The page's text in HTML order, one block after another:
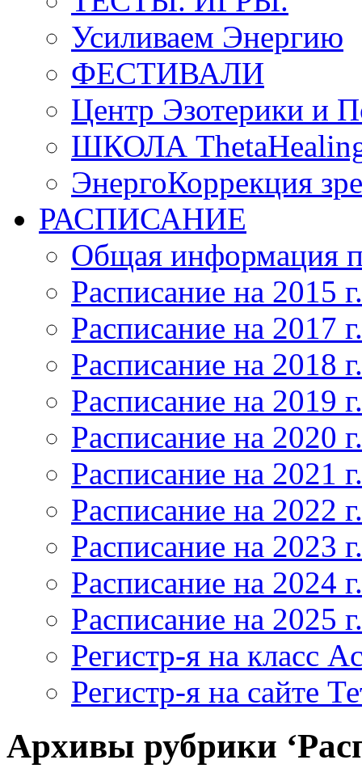
Усиливаем Энергию
ФЕСТИВАЛИ
Центр Эзотерики и
ШКОЛА
ЭнергоКоррекция
РАСПИСАНИЕ
Общая информация
Расписание на 2015 г.
Расписание на 2017 г.
Расписание на 2018 г.
Расписание на 2019 г.
Расписание на 2020 г.
Расписание на 2021 г.
Расписание на 2022 г.
Расписание на 2023 г.
Расписание на 2024 г.
Расписание на 2025 г.
Регистр-я на класс
Регистр-я на сайте
Архивы рубрики